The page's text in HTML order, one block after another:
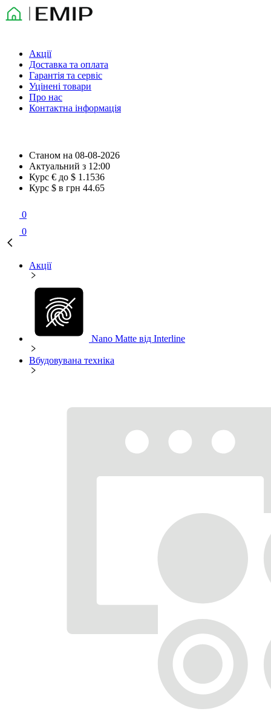
Акції
Доставка та оплата
Гарантія та сервіс
Уцінені товари
Про нас
Контактна інформація
Станом на 08-08-2026
Актуальний з 12:00
Курс € до $ 1.1536
Курс $ в грн 44.65
0
0
Акції
Nano Matte від Interline
Вбудовувана техніка